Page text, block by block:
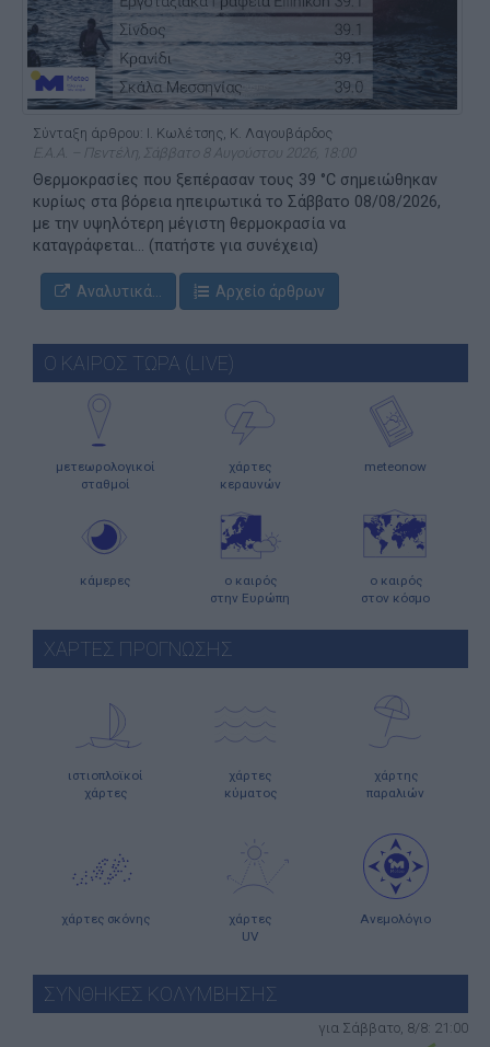
Σύνταξη άρθρου: Ι. Κωλέτσης, Κ. Λαγουβάρδος
Ε.Α.Α. – Πεντέλη, Σάββατο 8 Αυγούστου 2026, 18:00
Θερμοκρασίες που ξεπέρασαν τους 39 °C σημειώθηκαν
κυρίως στα βόρεια ηπειρωτικά το Σάββατο 08/08/2026,
με την υψηλότερη μέγιστη θερμοκρασία να
καταγράφεται... (πατήστε για συνέχεια)
Αναλυτικά... Αρχείο άρθρων
Ο ΚΑΙΡΟΣ ΤΩΡΑ (LIVE)
μετεωρολογικοί
σταθμοί
χάρτες
κεραυνών
meteonow
κάμερες
ο καιρός
στην Ευρώπη
ο καιρός
στον κόσμο
ΧΑΡΤΕΣ ΠΡΟΓΝΩΣΗΣ
ιστιοπλοϊκοί
χάρτες
χάρτες
κύματος
χάρτης
παραλιών
χάρτες σκόνης
χάρτες
UV
Ανεμολόγιο
ΣΥΝΘΗΚΕΣ ΚΟΛΥΜΒΗΣΗΣ
για Σάββατο, 8/8: 21:00